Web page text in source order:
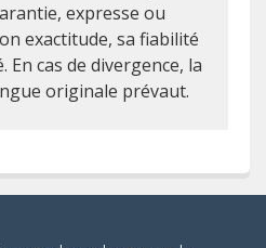
expresse ou
exactitude, sa fiabilité
cas de divergence, la
originale prévaut.